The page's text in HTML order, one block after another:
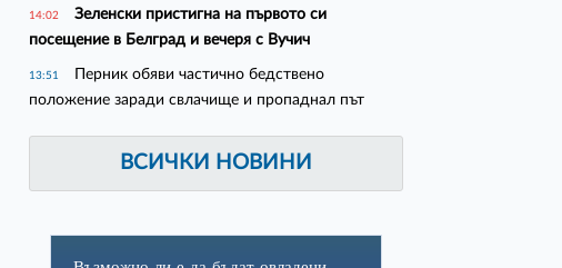
14:02
Зеленски пристигна на първото си
посещение в Белград и вечеря с Вучич
13:51
Перник обяви частично бедствено
положение заради свлачище и пропаднал път
ВСИЧКИ НОВИНИ